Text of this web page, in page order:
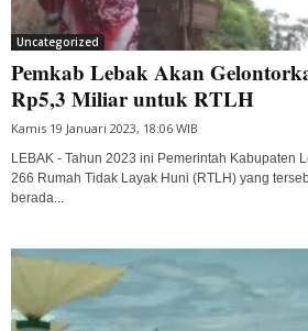
Uncategorized
Pemkab Lebak Akan
Rp5,3 Miliar untuk RTLH
Kamis 19 Januari 2023, 18:06 WIB
LEBAK - Tahun 2023 ini Pemerintah Kabupaten
266 Rumah Tidak Layak Huni (RTLH) yang
berada...